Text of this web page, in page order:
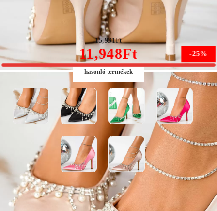
Lora Női Bézs Magas Sarkú #13286
-25%
11,948Ft
15,931Ft
hasonló termékek
Méret: Méret útmutató